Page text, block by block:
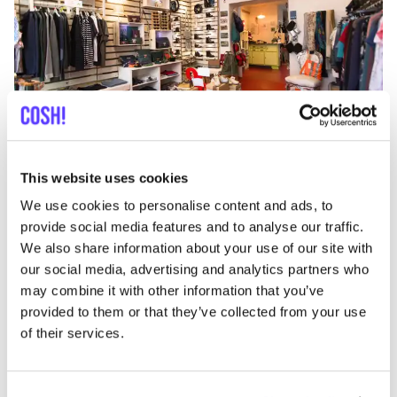
This website uses cookies
We use cookies to personalise content and ads, to
provide social media features and to analyse our traffic.
We also share information about your use of our site with
our social media, advertising and analytics partners who
may combine it with other information that you’ve
provided to them or that they’ve collected from your use
of their services.
List Map